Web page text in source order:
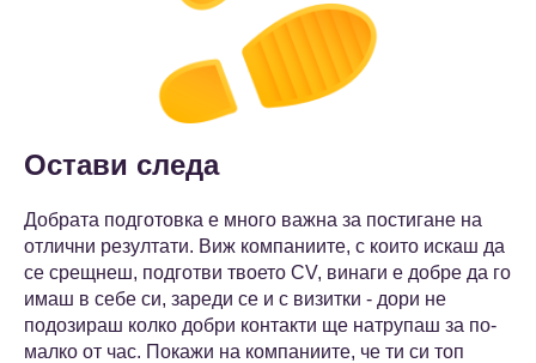
Остави следа
Добрата подготовка е много важна за постигане на
отлични резултати. Виж компаниите, с които искаш да
се срещнеш, подготви твоето CV, винаги е добре да го
имаш в себе си, зареди се и с визитки - дори не
подозираш колко добри контакти ще натрупаш за по-
малко от час. Покажи на компаниите, че ти си топ